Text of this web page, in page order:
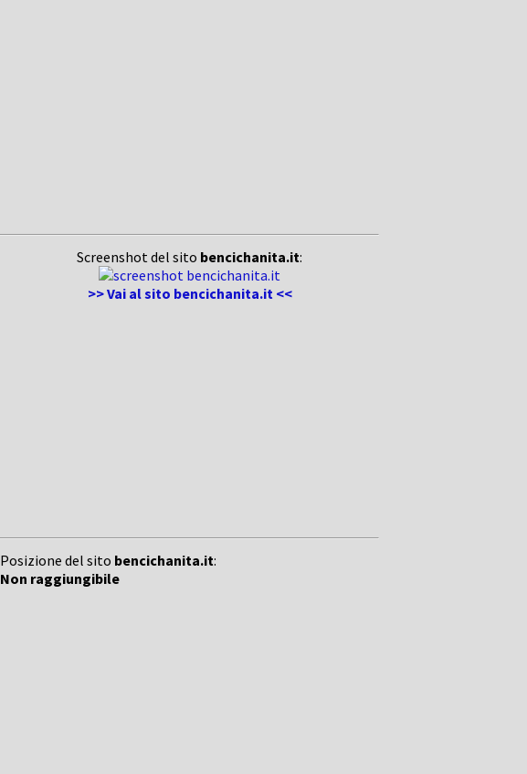
Screenshot del sito bencichanita.it:
>> Vai al sito bencichanita.it <<
Posizione del sito bencichanita.it:
Non raggiungibile